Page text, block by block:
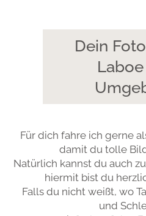
Dein
Für dich fahre ich gerne
damit du tolle
Natürlich kannst du auch
hiermit bist du
Falls du nicht weißt, wo
und